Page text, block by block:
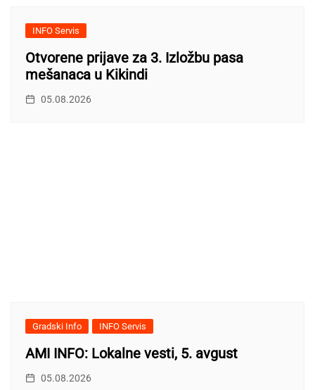
INFO Servis
Otvorene prijave za 3. Izložbu pasa
mešanaca u Kikindi
05.08.2026
Gradski Info INFO Servis
AMI INFO: Lokalne vesti, 5. avgust
05.08.2026